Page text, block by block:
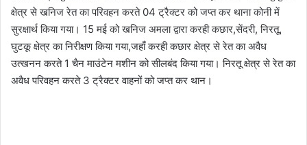
क्षेत्र से खनिज रेत का परिवहन करते 04 ट्रैक्टर को जप्त कर थाना कोनी में
सुरक्षार्थ किया गया। 15 मई को खनिज अमला द्वारा करही कछार,सेंदरी, निरतू,
घुटकू क्षेत्र का निरीक्षण किया गया,जहाँ करही कछार क्षेत्र से रेत का अवैध
उत्खनन करते 1 चैन माउंटेन मशीन को सीलबंद किया गया। निरतू क्षेत्र से रेत का
अवैध परिवहन करते 3 ट्रैक्टर वाहनों को जप्त कर थान।